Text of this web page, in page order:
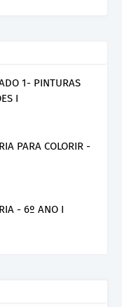
1- PINTURAS
I
PARA COLORIR -
- 6º ANO I